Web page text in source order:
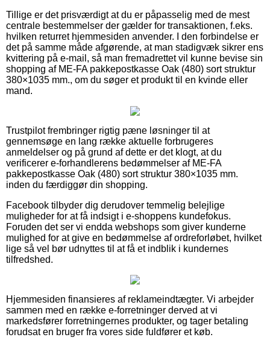
Tillige er det prisværdigt at du er påpasselig med de mest
centrale bestemmelser der gælder for transaktionen, f.eks.
hvilken returret hjemmesiden anvender. I den forbindelse er
det på samme måde afgørende, at man stadigvæk sikrer ens
kvittering på e-mail, så man fremadrettet vil kunne bevise sin
shopping af ME-FA pakkepostkasse Oak (480) sort struktur
380×1035 mm., om du søger et produkt til en kvinde eller
mand.
Trustpilot frembringer rigtig pæne løsninger til at
gennemsøge en lang række aktuelle forbrugeres
anmeldelser og på grund af dette er det klogt, at du
verificerer e-forhandlerens bedømmelser af ME-FA
pakkepostkasse Oak (480) sort struktur 380×1035 mm.
inden du færdiggør din shopping.
Facebook tilbyder dig derudover temmelig belejlige
muligheder for at få indsigt i e-shoppens kundefokus.
Foruden det ser vi endda webshops som giver kunderne
mulighed for at give en bedømmelse af ordreforløbet, hvilket
lige så vel bør udnyttes til at få et indblik i kundernes
tilfredshed.
Hjemmesiden finansieres af reklameindtægter. Vi arbejder
sammen med en række e-forretninger derved at vi
markedsfører forretningernes produkter, og tager betaling
forudsat en bruger fra vores side fuldfører et køb.